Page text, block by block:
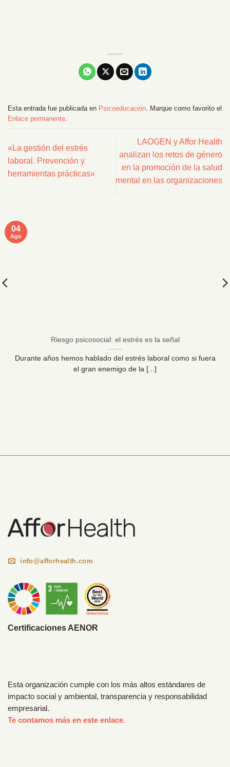
Esta entrada fue publicada en Psicoeducación . Marque como favorito el
Enlace permanente
«La gestión del estrés
laboral. Prevención y
herramientas prácticas»
LAOGEN y Affor Health
analizan los retos de género
en la promoción de la salud
mental en las organizaciones
Riesgo psicosocial: el estrés es la señal
Durante años hemos hablado del estrés laboral como si fuera
el gran enemigo de la [...]
04
Ago
info@afforhealth.com
Certificaciones AENOR
Esta organización cumple con los más altos estándares de
impacto social y ambiental, transparencia y responsabilidad
empresarial.
Te contamos más en este enlace.